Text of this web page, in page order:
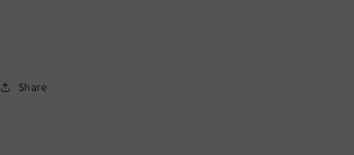
Share